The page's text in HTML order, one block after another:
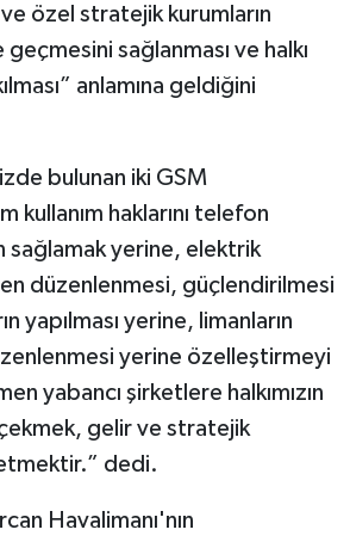
özel stratejik kurumların
geçmesini sağlanması ve halkı
anlamına geldiğini
bulunan iki GSM
kullanım haklarını telefon
sağlamak yerine, elektrik
düzenlenmesi, güçlendirilmesi
yapılması yerine, limanların
yerine özelleştirmeyi
yabancı şirketlere halkımızın
çekmek, gelir ve stratejik
etmektir.” dedi.
Havalimanı'nın